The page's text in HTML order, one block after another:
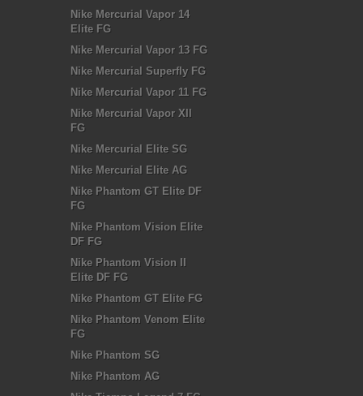
Nike Mercurial Vapor 14
Elite FG
Nike Mercurial Vapor 13 FG
Nike Mercurial Superfly FG
Nike Mercurial Vapor 11 FG
Nike Mercurial Vapor XII
FG
Nike Mercurial Elite SG
Nike Mercurial Elite AG
Nike Phantom GT Elite DF
FG
Nike Phantom Vision Elite
DF FG
Nike Phantom Vision II
Elite DF FG
Nike Phantom GT Elite FG
Nike Phantom Venom Elite
FG
Nike Phantom SG
Nike Phantom AG